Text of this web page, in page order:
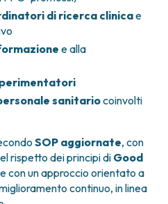
di ricerca clinicae
e alla
sanitariocoinvolti
SOP aggiornate, con
rispetto dei principi di Good
e con un approccio orientato a
continuo, in linea